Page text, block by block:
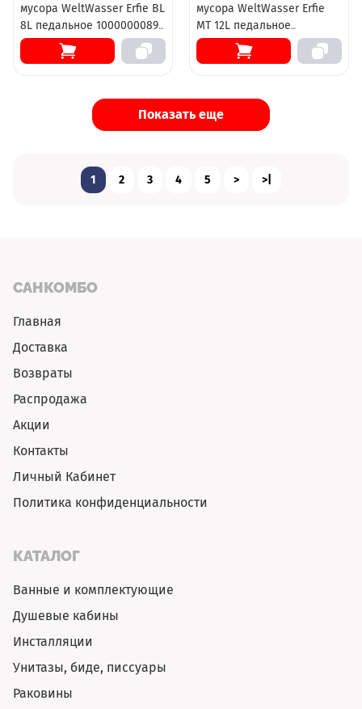
мусора WeltWasser Erfie BL
8L педальное 10000000897
Черное
мусора WeltWasser Erfie
MT 12L педальное
10000000892 Матовый
Хром
Показать еще
1 2 3 4 5 > >|
САНКОМБО
Главная
Доставка
Возвраты
Распродажа
Акции
Контакты
Личный Кабинет
Политика конфиденциальности
КАТАЛОГ
Ванные и комплектующие
Душевые кабины
Инсталляции
Унитазы, биде, писсуары
Раковины